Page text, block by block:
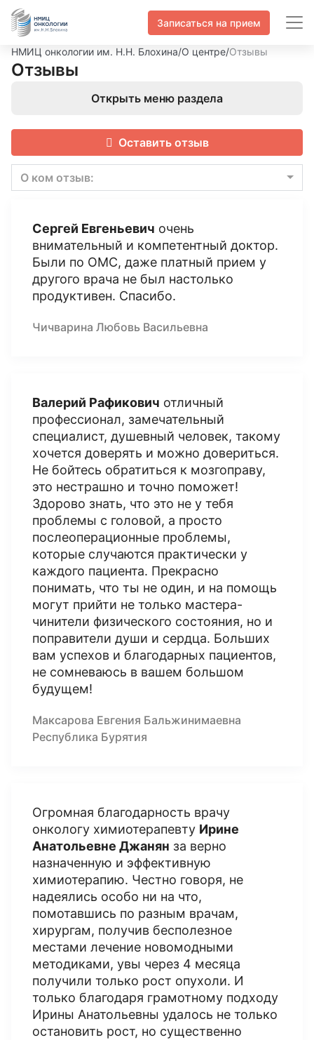
Записаться на прием
НМИЦ онкологии им. Н.Н. Блохина/О центре/Отзывы
Отзывы
Открыть меню раздела
Оставить отзыв
О ком отзыв:
Сергей Евгеньевич очень
внимательный и компетентный доктор.
Были по ОМС, даже платный прием у
другого врача не был настолько
продуктивен. Спасибо.
Чичварина Любовь Васильевна
Валерий Рафикович отличный
профессионал, замечательный
специалист, душевный человек, такому
хочется доверять и можно довериться.
Не бойтесь обратиться к мозгоправу,
это нестрашно и точно поможет!
Здорово знать, что это не у тебя
проблемы с головой, а просто
послеоперационные проблемы,
которые случаются практически у
каждого пациента. Прекрасно
понимать, что ты не один, и на помощь
могут прийти не только мастера-
чинители физического состояния, но и
поправители души и сердца. Больших
вам успехов и благодарных пациентов,
не сомневаюсь в вашем большом
будущем!
Максарова Евгения Бальжинимаевна
Республика Бурятия
Огромная благодарность врачу
онкологу химиотерапевту Ирине
Анатольевне Джанян за верно
назначенную и эффективную
химиотерапию. Честно говоря, не
надеялись особо ни на что,
помотавшись по разным врачам,
хирургам, получив бесполезное
местами лечение новомодными
методиками, увы через 4 месяца
получили только рост опухоли. И
только благодаря грамотному подходу
Ирины Анатольевны удалось не только
остановить рост, но существенно